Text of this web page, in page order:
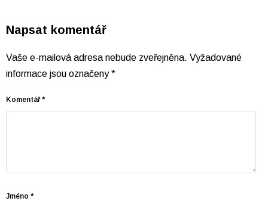
Napsat komentář
Vaše e-mailová adresa nebude zveřejněna. Vyžadované
informace jsou označeny*
Komentář*
Jméno *